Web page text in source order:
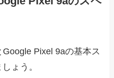
Pixel 9aの基本ス
ょう。